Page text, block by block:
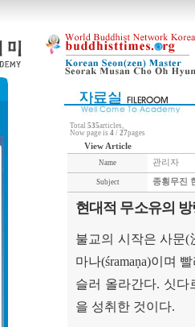
Total 535articles,
Now page is 4 / 27pages
View Article
Name 관리자
Subject 종횡무진
현대적 무소유의
불교의 시작은 사문(
마나(śramaṇa)이며
슬러 올라간다. 싯다
을 성취한 것이다.